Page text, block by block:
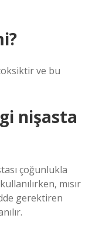
ve bu
nişasta
çoğunlukla
mısır
gerektiren